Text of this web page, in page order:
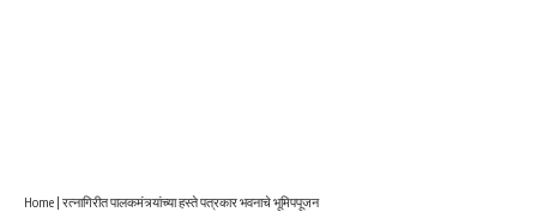
Home | रत्नागिरीत पालकमंत्र्यांच्या हस्ते पत्रकार भवनाचे भूमिपपूजन